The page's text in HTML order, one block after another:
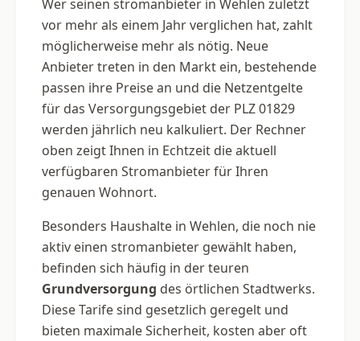
Wer seinen stromanbieter in Wehlen zuletzt
vor mehr als einem Jahr verglichen hat, zahlt
möglicherweise mehr als nötig. Neue
Anbieter treten in den Markt ein, bestehende
passen ihre Preise an und die Netzentgelte
für das Versorgungsgebiet der PLZ 01829
werden jährlich neu kalkuliert. Der Rechner
oben zeigt Ihnen in Echtzeit die aktuell
verfügbaren Stromanbieter für Ihren
genauen Wohnort.
Besonders Haushalte in Wehlen, die noch nie
aktiv einen stromanbieter gewählt haben,
befinden sich häufig in der teuren
Grundversorgung des örtlichen Stadtwerks.
Diese Tarife sind gesetzlich geregelt und
bieten maximale Sicherheit, kosten aber oft